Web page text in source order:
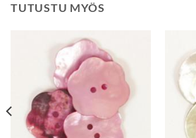
TUTUSTU MYÖS